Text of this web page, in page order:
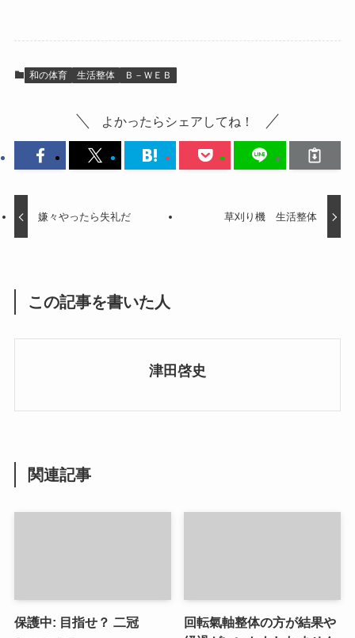
和の体育 生活整体 Ｂ－ＷＥＢ
よかったらシェアしてね！
嫌々やったら失礼だ 草刈り機 生活整体
この記事を書いた人
津田啓史
関連記事
保護中: 目指せ？ 二冠
回転氣軸整体の方が結果や